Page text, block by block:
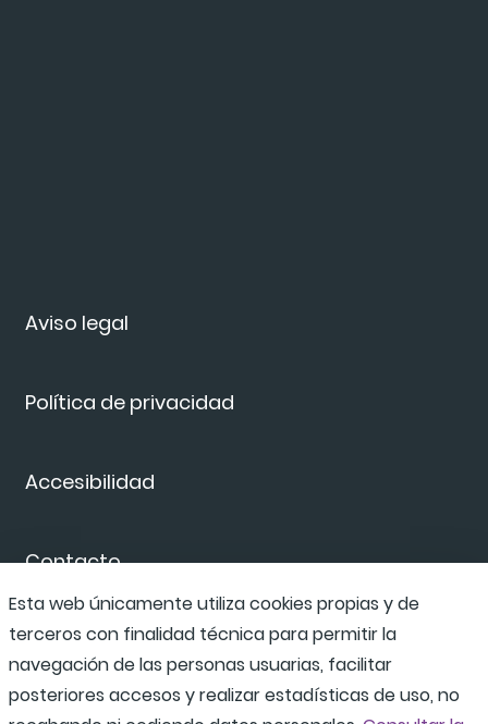
Aviso legal
Política de privacidad
Accesibilidad
Contacto
Canal de denuncias
Esta web únicamente utiliza cookies propias y de
terceros con finalidad técnica para permitir la
navegación de las personas usuarias, facilitar
posteriores accesos y realizar estadísticas de uso, no